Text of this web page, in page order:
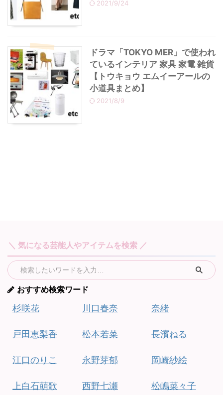
2021/9/24
ドラマ「TOKYO MER」で使われ
ているインテリア 家具 家電 雑貨
【トウキョウ エムイーアールの
小道具まとめ】
2021/8/9
＼ 気になる芸能人やアイテムを検索 ／
おすすめ検索ワード
杉咲花
戸田恵梨香
江口のりこ
上白石萌歌
川口春奈
松本若菜
永野芽郁
西野七瀬
奈緒
長濱ねる
岡崎紗絵
松嶋菜々子